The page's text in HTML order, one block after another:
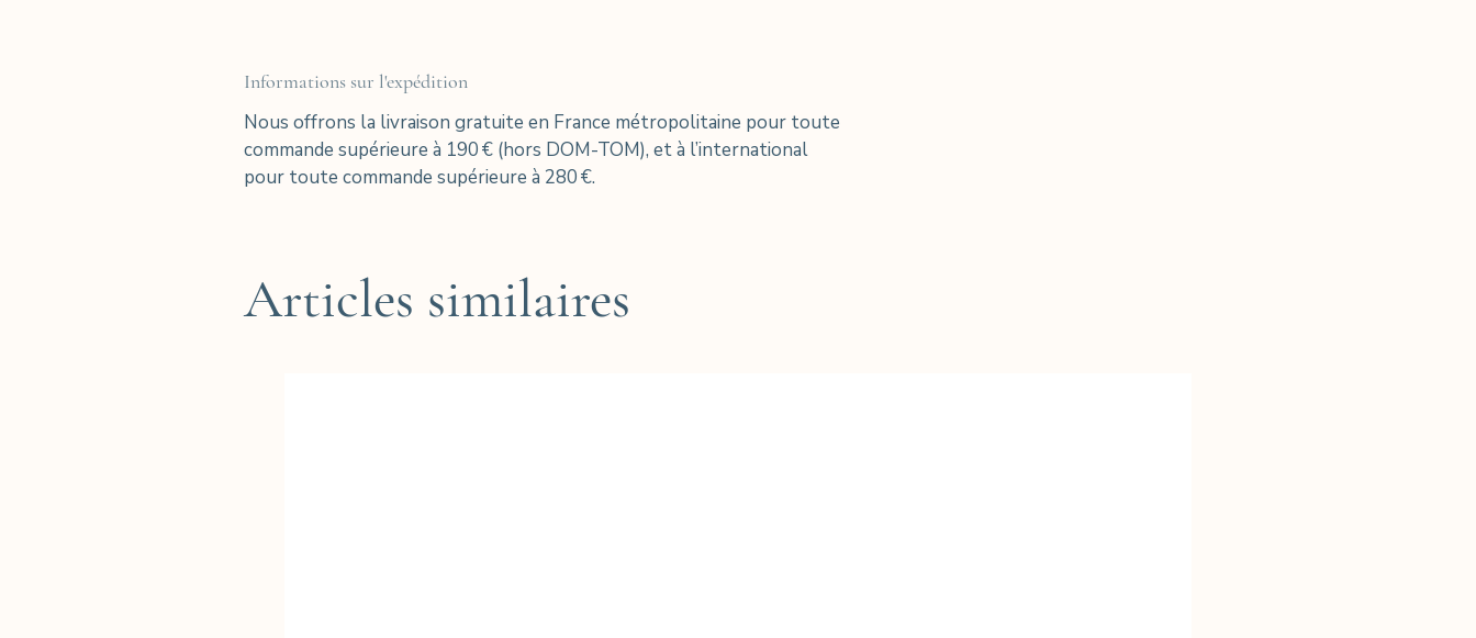
Informations sur l'expédition
Nous offrons la livraison gratuite en France métropolitaine pour toute
commande supérieure à 190 € (hors DOM-TOM), et à l’international
pour toute commande supérieure à 280 €.
Articles similaires